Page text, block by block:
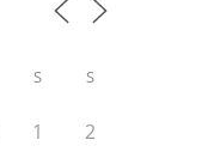
S S
1
2